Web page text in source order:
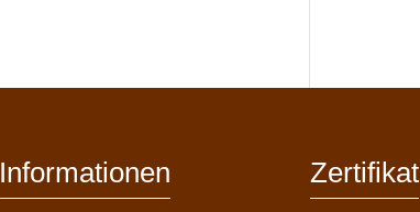
Informationen Zertifikat